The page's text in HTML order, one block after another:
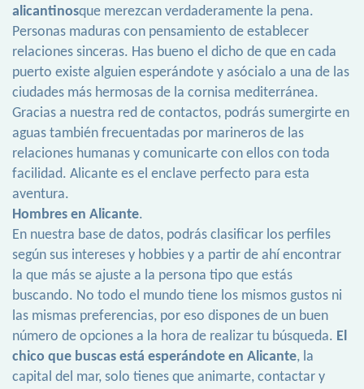
alicantinosque merezcan verdaderamente la pena.
Personas maduras con pensamiento de establecer
relaciones sinceras. Has bueno el dicho de que en cada
puerto existe alguien esperándote y asócialo a una de las
ciudades más hermosas de la cornisa mediterránea.
Gracias a nuestra red de contactos, podrás sumergirte en
aguas también frecuentadas por marineros de las
relaciones humanas y comunicarte con ellos con toda
facilidad. Alicante es el enclave perfecto para esta
aventura.
Hombres en Alicante.
En nuestra base de datos, podrás clasificar los perfiles
según sus intereses y hobbies y a partir de ahí encontrar
la que más se ajuste a la persona tipo que estás
buscando. No todo el mundo tiene los mismos gustos ni
las mismas preferencias, por eso dispones de un buen
número de opciones a la hora de realizar tu búsqueda. El
chico que buscas está esperándote en Alicante, la
capital del mar, solo tienes que animarte, contactar y